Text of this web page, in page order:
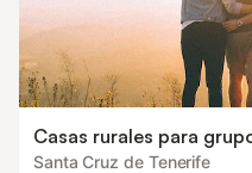
Casas rurales para
Santa Cruz de Tenerife